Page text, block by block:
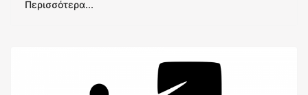
Περισσότερα...